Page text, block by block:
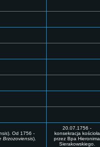
). Od 1756 -
Brzozoviensis).
20.07.1756 -
konsekracja kościoła
przez Bpa Hieronima
Sierakowskiego.